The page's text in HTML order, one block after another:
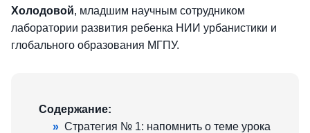
Холодовой, младшим научным сотрудником
лаборатории развития ребенка НИИ урбанистики и
глобального образования МГПУ.
Содержание:
» Стратегия № 1: напомнить о теме урока